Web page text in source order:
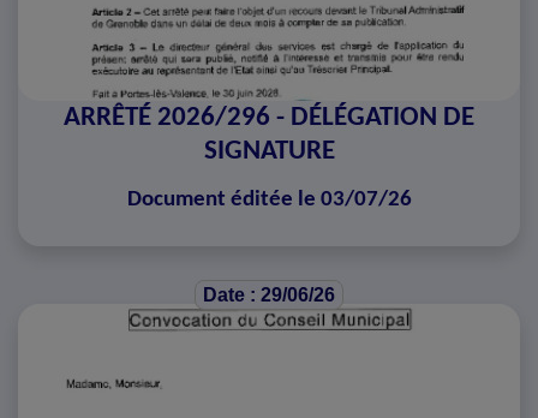
ARRÊTÉ 2026/296 - DÉLÉGATION DE
SIGNATURE
Document éditée le 03/07/26
Date : 29/06/26